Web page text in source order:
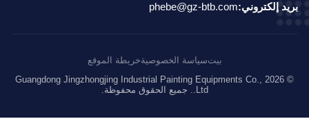
إلكتروني: phebe@gz-btb.com
سياسة الخصوصيةخريطة الموقع
© 2026 Guangdong Jingzhongjing Industrial Painting Equipments Co.,